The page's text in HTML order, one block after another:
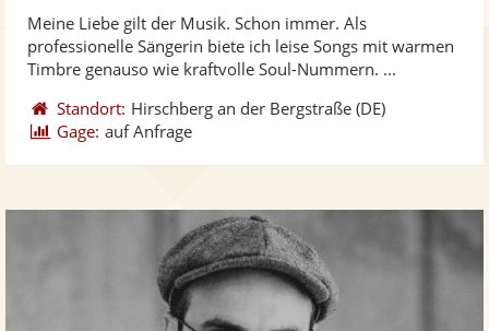
Meine Liebe gilt der Musik. Schon immer. Als
professionelle Sängerin biete ich leise Songs mit warmen
Timbre genauso wie kraftvolle Soul-Nummern. ...
Standort: Hirschberg an der Bergstraße (DE)
Gage: auf Anfrage